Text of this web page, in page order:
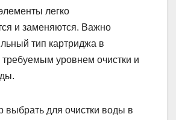
легко
и заменяются. Важно
тип картриджа в
требуемым уровнем очистки и